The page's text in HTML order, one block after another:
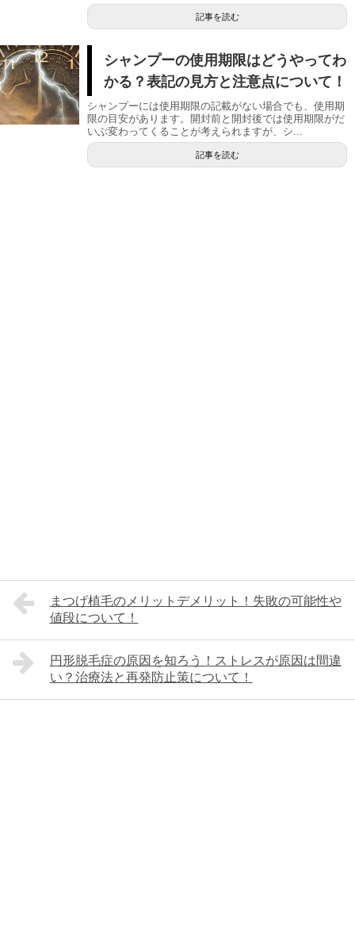
記事を読む
シャンプーの使用期限はどうやってわ
かる？表記の見方と注意点について！
シャンプーには使用期限の記載がない場合でも、使用期
限の目安があります。開封前と開封後では使用期限がだ
いぶ変わってくることが考えられますが、シ...
記事を読む
まつげ植毛のメリットデメリット！失敗の可能性や
値段について！
円形脱毛症の原因を知ろう！ストレスが原因は間違
い？治療法と再発防止策について！